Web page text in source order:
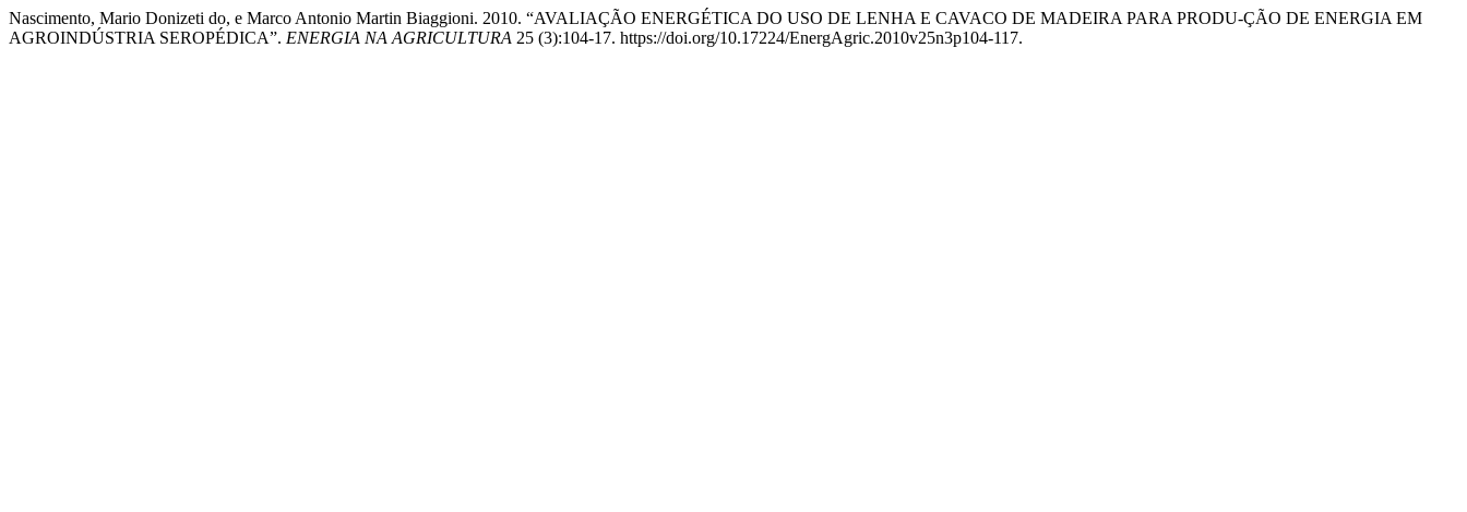
Nascimento, Mario Donizeti do, e Marco Antonio Martin Biaggioni. 2010. “AVALIAÇÃO ENERGÉTICA DO USO DE LENHA E CAVACO DE MADEIRA PARA PRODU-ÇÃO DE ENERGIA EM
AGROINDÚSTRIA SEROPÉDICA”. ENERGIA NA AGRICULTURA 25 (3):104-17. https://doi.org/10.17224/EnergAgric.2010v25n3p104-117.